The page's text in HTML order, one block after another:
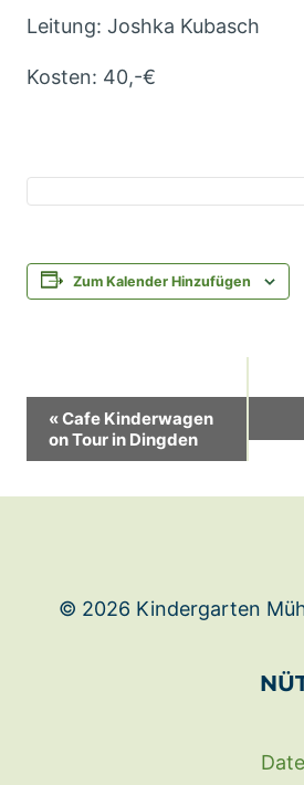
Leitung: Joshka Kubasch
Kosten: 40,-€
Zum Kalender Hinzufügen
Veranstaltung-
Navigation
«Cafe Kinderwagen
on Tour in Dingden
© 2026 Kindergarten